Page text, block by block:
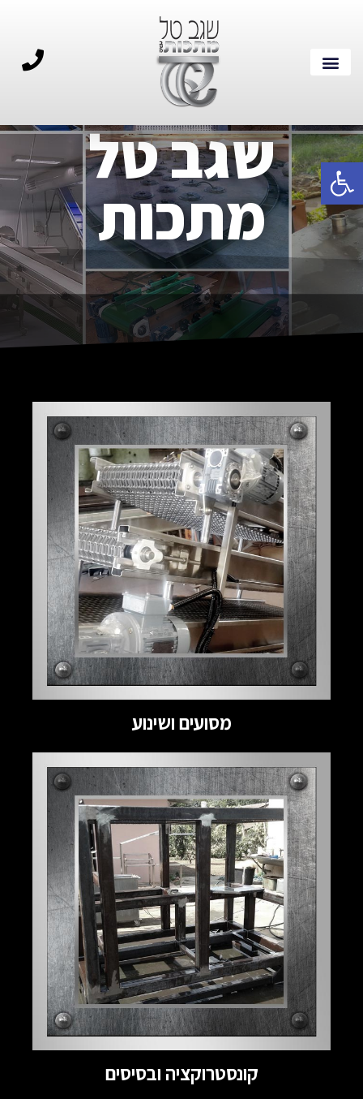
פתח סרגל נגישות שגב טל
מתכות
מסועים ושינוע
קונסטרוקציה ובסיסים